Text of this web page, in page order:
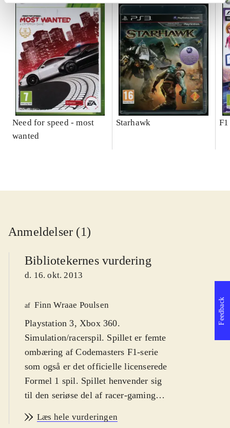
Need for speed - most
wanted
Starhawk
Anmeldelser (1)
Bibliotekernes vurdering
d. 16. okt. 2013
af Finn Wraae Poulsen
Playstation 3, Xbox 360.
Simulation/racerspil. Spillet er femte
ombæring af Codemasters F1-serie
som også er det officielle licenserede
Formel 1 spil. Spillet henvender sig
til den seriøse del af racer-gaming
børn fra ca. 12 år, unge og voksne.
Læs hele vurderingen
Feedback